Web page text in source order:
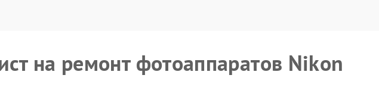
на ремонт фотоаппаратов Nikon